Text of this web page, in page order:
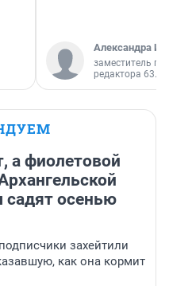
Александра
заместитель
редактора 63.RU
а фиолетовой
садят осенью
захейтили
как она кормит